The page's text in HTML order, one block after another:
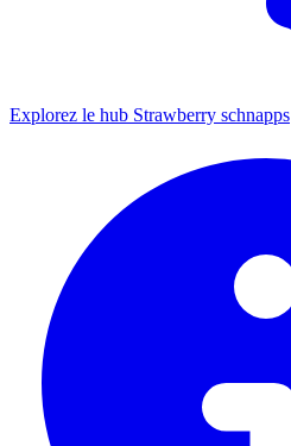
Explorez le hub Strawberry schnapps